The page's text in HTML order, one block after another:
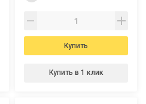
Купить
Купить в 1 клик